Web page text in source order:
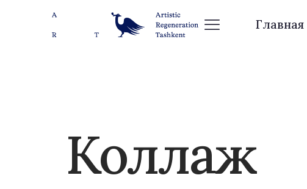
Главная
Коллаж